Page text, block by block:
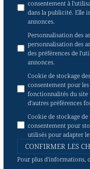
consentement à
dans la publicité. Elle
annonces.
Personnalisation des
personnalisation des
des préférences de
annonces.
Cookie de stockage
consentement pour
fonctionnalités du site
d'autres préférences
Cookie de stockage
consentement pour
utilisés pour adapter
CONFIRMER LES
Pour plus d'informations,